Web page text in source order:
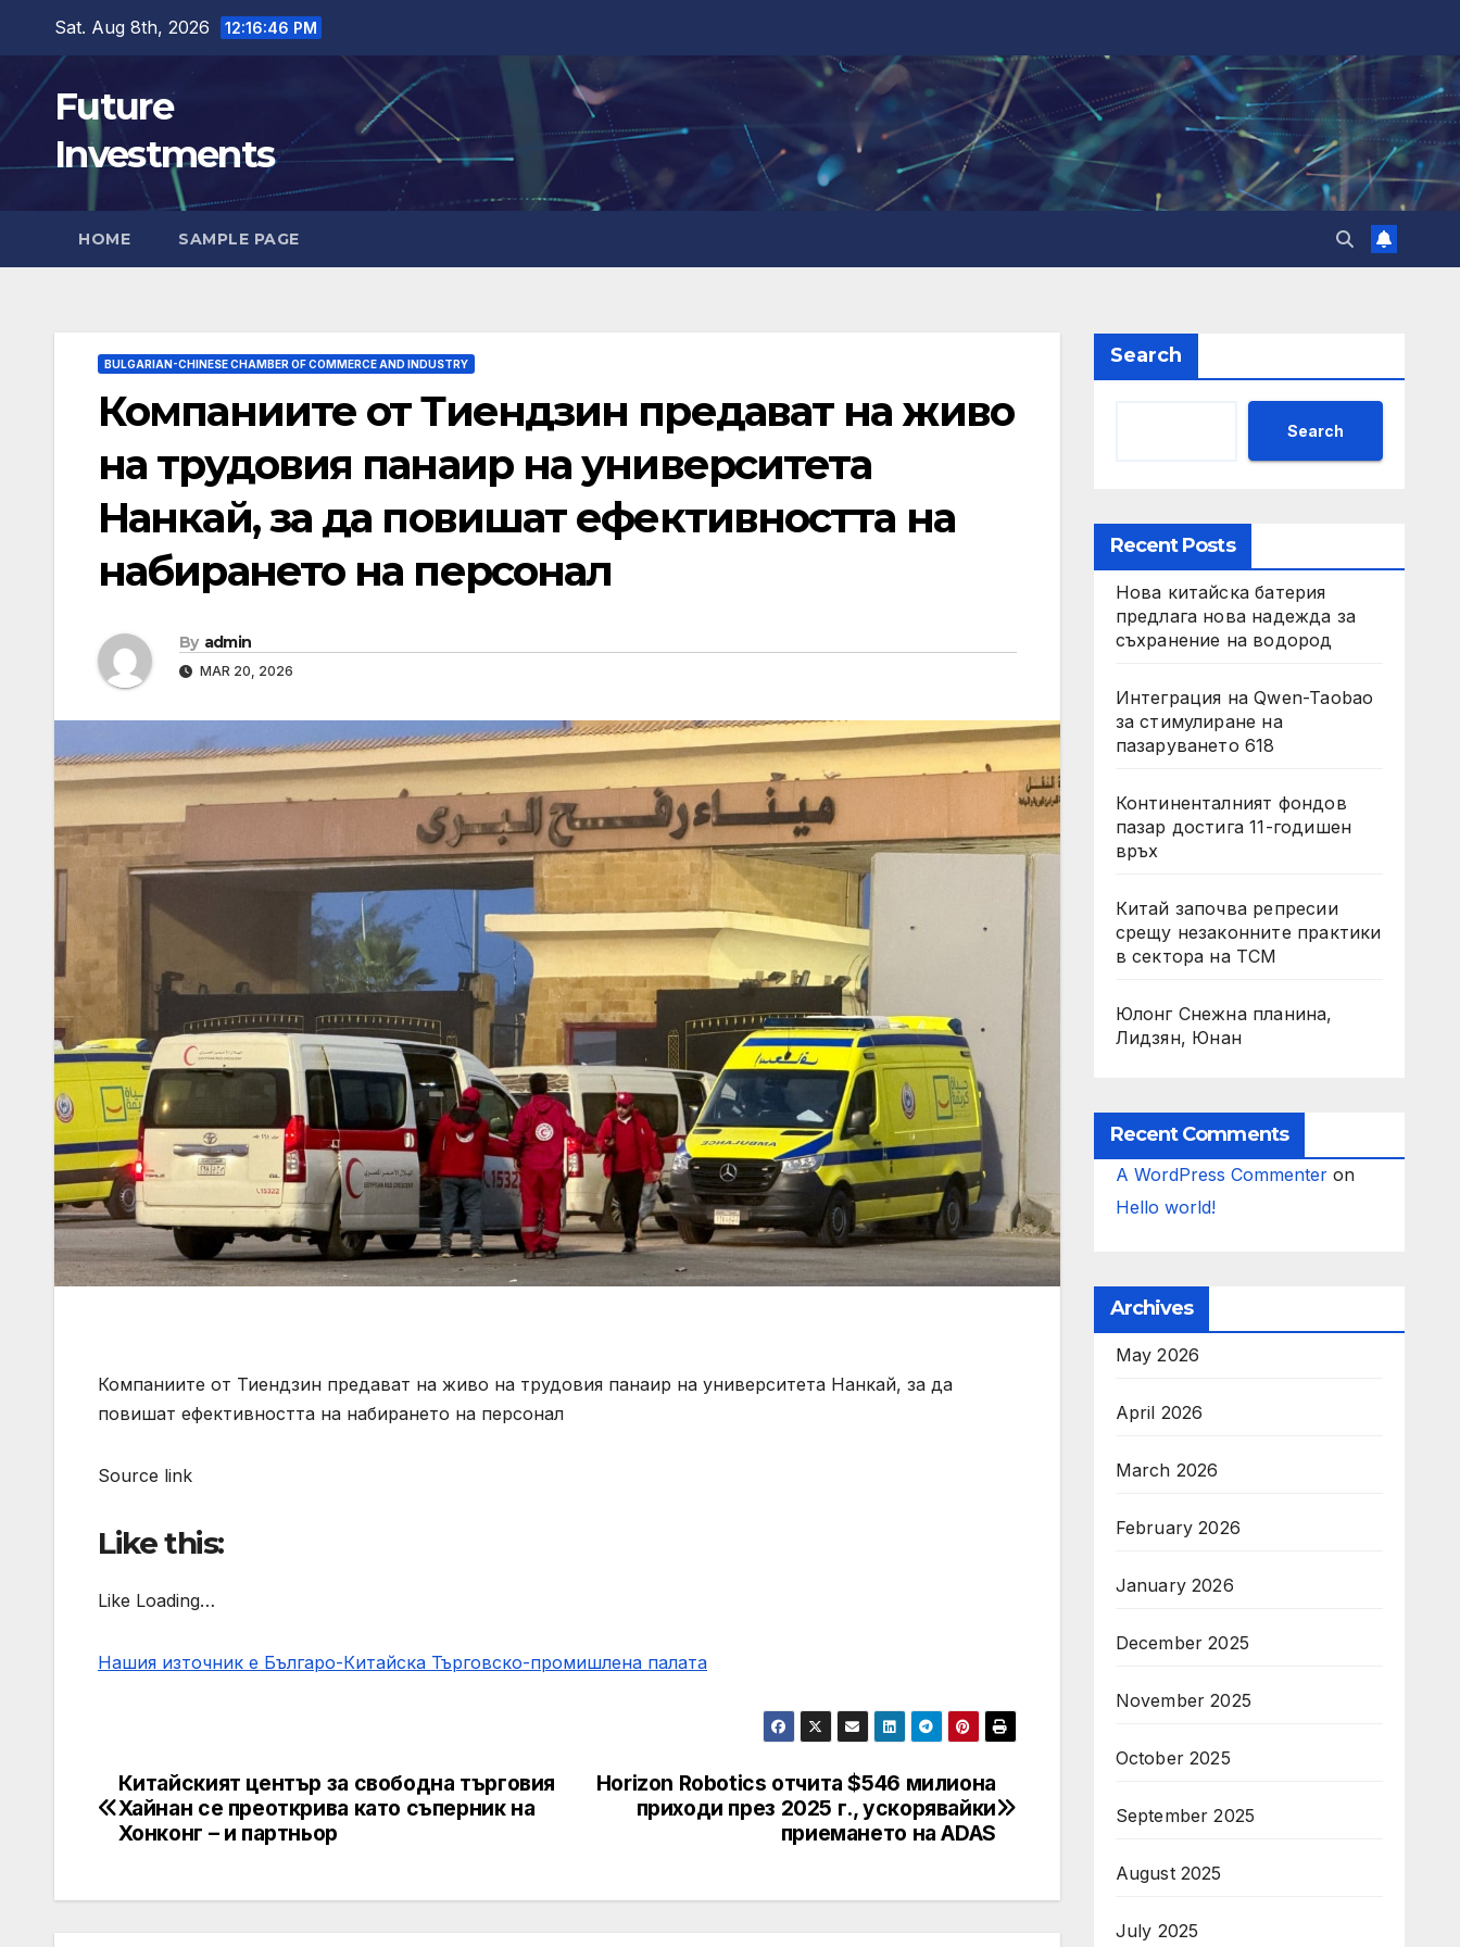
content
Sat. Aug 8th, 2026 12:16:47 PM
Future
Investments
HOME SAMPLE PAGE
BULGARIAN-CHINESE CHAMBER OF COMMERCE AND INDUSTRY
Компаниите от Тиендзин предават на живо
на трудовия панаир на университета
Нанкай, за да повишат ефективността на
набирането на персонал
By admin
MAR 20, 2026
Компаниите от Тиендзин предават на живо на трудовия панаир на университета Нанкай, за да
повишат ефективността на набирането на персонал
Source link
Like this:
Like Loading…
Нашия източник е Българо-Китайска Търговско-промишлена палaта
Post
navigation
Horizon Robotics отчита $546 милиона
приходи през 2025 г., ускорявайки
приемането на ADAS
Китайският център за свободна търговия
Хайнан се преоткрива като съперник на
Хонконг – и партньор
Search
Search
Recent Posts
Нова китайска батерия
предлага нова надежда за
съхранение на водород
Интеграция на Qwen-Taobao
за стимулиране на
пазаруването 618
Континенталният фондов
пазар достига 11-годишен
връх
Китай започва репресии
срещу незаконните практики
в сектора на TCM
Юлонг Снежна планина,
Лидзян, Юнан
Recent Comments
A WordPress Commenteron
Hello world!
Archives
May 2026
April 2026
March 2026
February 2026
January 2026
December 2025
November 2025
October 2025
September 2025
August 2025
July 2025